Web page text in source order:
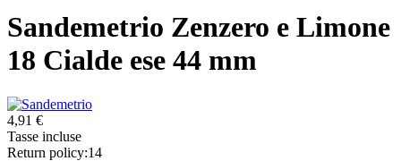
Sandemetrio Zenzero e Limone
18 Cialde ese 44 mm
4,91 €
Tasse incluse
Return policy:14